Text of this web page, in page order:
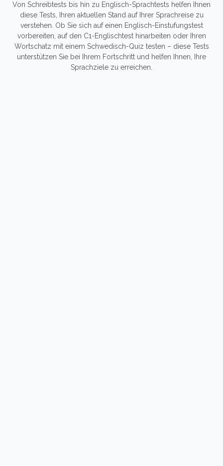
Von Schreibtests bis hin zu Englisch-Sprachtests helfen Ihnen
diese Tests, Ihren aktuellen Stand auf Ihrer Sprachreise zu
verstehen. Ob Sie sich auf einen Englisch-Einstufungstest
vorbereiten, auf den C1-Englischtest hinarbeiten oder Ihren
Wortschatz mit einem Schwedisch-Quiz testen – diese Tests
unterstützen Sie bei Ihrem Fortschritt und helfen Ihnen, Ihre
Sprachziele zu erreichen.